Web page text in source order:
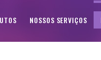
NOSSOS SERVIÇOS